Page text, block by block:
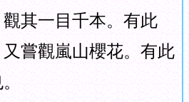
其一目千本。有此
嘗觀嵐山櫻花。有此